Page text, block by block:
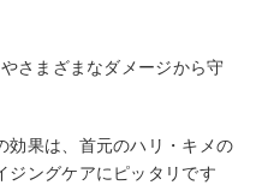
さまざまなダメージから守
効果は、首元のハリ・キメの
ジングケアにピッタリです